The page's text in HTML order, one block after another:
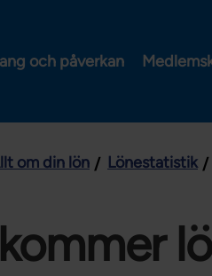
och påverkan
om din lön Lönestatistik